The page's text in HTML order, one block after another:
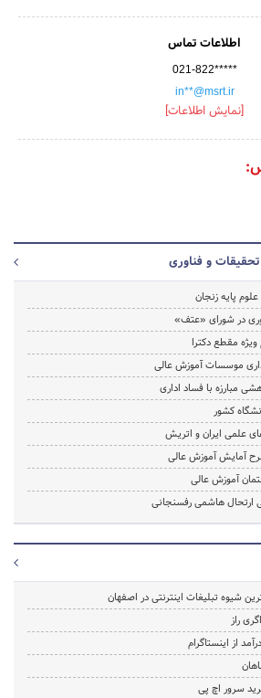
اطلاعات تماس
021-822*****
in**@msrt.ir
[نمایش اطلاعات]
و فناوری
علوم پایه زنجان
در شورای «عتف»
مقطع دکترا
موسسات آموزش عالی
مبارزه با فساد اداری
کشور
علمی ایران و اتریش
آمایش آموزش عالی
آموزش عالی
ارتحال هاشمی رفسنجانی
شیوه تبلیغات اینترنتی در اصفهان
راز
از اینستاگرام